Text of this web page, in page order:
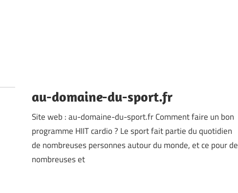
au-domaine-du-sport.fr
Site web : au-domaine-du-sport.fr Comment faire un bon
programme HIIT cardio ? Le sport fait partie du quotidien
de nombreuses personnes autour du monde, et ce pour de
nombreuses et